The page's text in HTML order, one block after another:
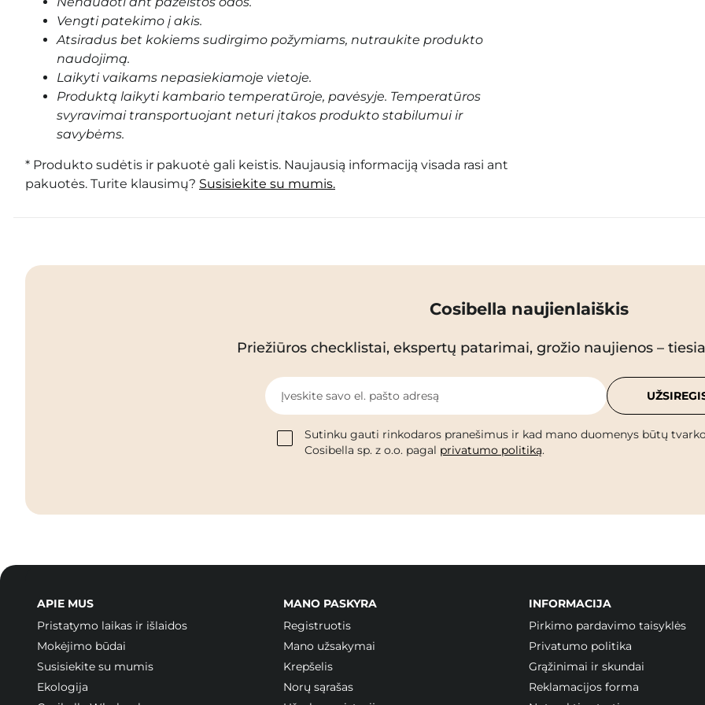
Vengti patekimo į akis.
Atsiradus bet kokiems sudirgimo požymiams, nutraukite produkto
naudojimą.
Laikyti vaikams nepasiekiamoje vietoje.
Produktą laikyti kambario temperatūroje, pavėsyje. Temperatūros
svyravimai transportuojant neturi įtakos produkto stabilumui ir
savybėms.
* Produkto sudėtis ir pakuotė gali keistis. Naujausią informaciją visada rasi ant
pakuotės. Turite klausimų? Susisiekite su mumis.
Cosibella naujienlaiškis
Priežiūros checklistai, ekspertų patarimai, grožio naujienos –
Įveskite savo el. pašto adresą
Sutinku gauti rinkodaros pranešimus ir kad mano duomenys būtų
Cosibella sp. z o.o. pagal privatumo politiką.
APIE MUS
Pristatymo laikas ir išlaidos
Mokėjimo būdai
Susisiekite su mumis
Ekologija
MANO PASKYRA
Registruotis
Mano užsakymai
Krepšelis
Norų sąrašas
INFORMACIJA
Pirkimo pardavimo taisyklės
Privatumo politika
Grąžinimai ir skundai
Reklamacijos forma